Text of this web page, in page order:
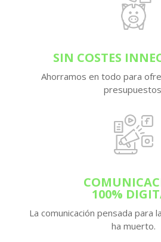
SIN COSTES
Ahorramos en todo para
100%
La comunicación pensada para
ha muerto.